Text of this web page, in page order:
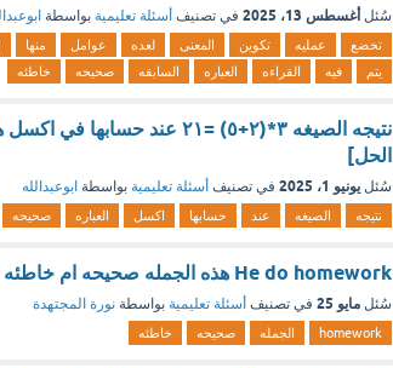
سُئل أغسطس 13، 2025 في تصنيف أسئلة تعليمية بواسطة
تخضع عمليه تكوين المعنى لعده عوامل منها
يتم
فيه القراءه العباره السابقه صحيحه خاطئه
نتيجه الصيغه ٣*(٢+٥) =٢١ عند
الحل]
سُئل يونيو 1، 2025 في تصنيف أسئلة تعليمية بواسطة ابوعبدالله
نتيجه الصيغه عند حسابها اكسل العباره صحيحه
He do homework هذه الجمله صحيحه ام خاطئه ؟ - مع الشرح
سُئل مايو 25 في تصنيف أسئلة تعليمية بواسطة نورة المجتهدة
homework الجمله صحيحه خاطئه